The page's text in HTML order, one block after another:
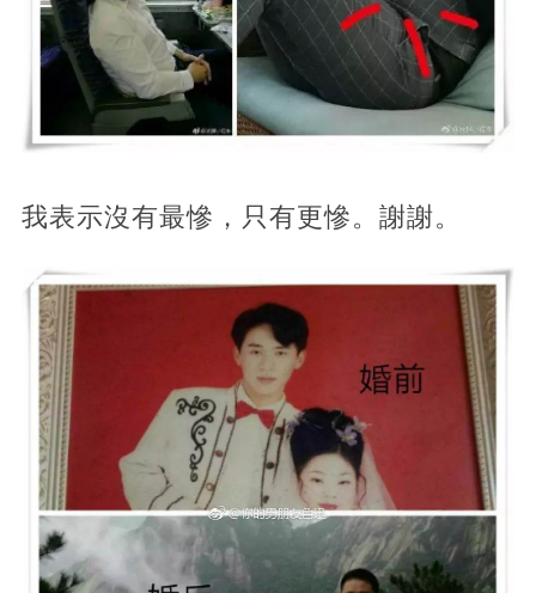
我表示沒有最慘，只有更慘。謝謝。